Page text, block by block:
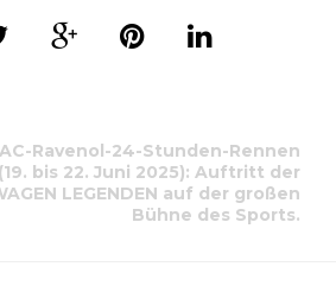
Ravenol-24-Stunden-Rennen
bis 22. Juni 2025): Auftritt der
LEGENDEN auf der großen
Bühne des Sports.